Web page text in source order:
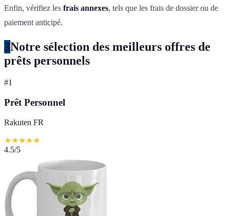
Enfin, vérifiez les frais annexes, tels que les frais de dossier ou de
paiement anticipé.
3Notre sélection des meilleurs offres de
prêts personnels
#1
Prêt Personnel
Rakuten FR
★★★★★
4.5/5